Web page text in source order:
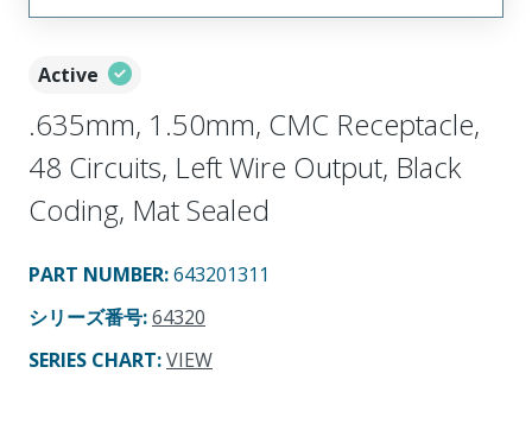
Active
.635mm, 1.50mm, CMC Receptacle,
48 Circuits, Left Wire Output, Black
Coding, Mat Sealed
PART NUMBER:643201311
シリーズ番号:64320
SERIES CHART:VIEW